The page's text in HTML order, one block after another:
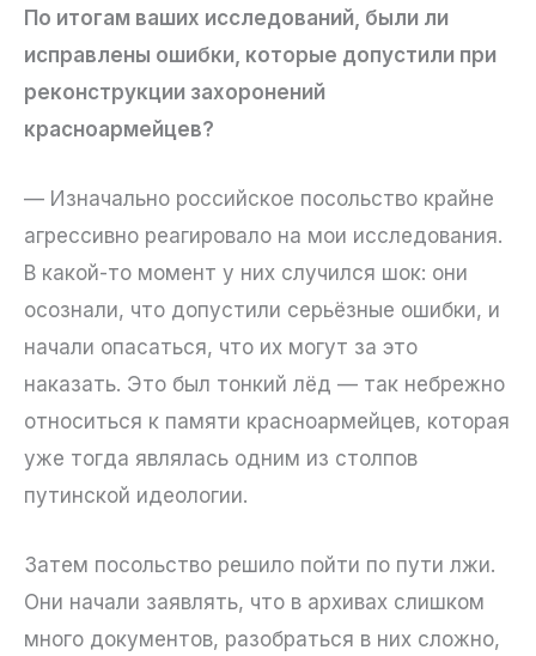
По итогам ваших исследований, были ли
исправлены ошибки, которые допустили при
реконструкции захоронений
красноармейцев?
— Изначально российское посольство крайне
агрессивно реагировало на мои исследования.
В какой-то момент у них случился шок: они
осознали, что допустили серьёзные ошибки, и
начали опасаться, что их могут за это
наказать. Это был тонкий лёд — так небрежно
относиться к памяти красноармейцев, которая
уже тогда являлась одним из столпов
путинской идеологии.
Затем посольство решило пойти по пути лжи.
Они начали заявлять, что в архивах слишком
много документов, разобраться в них сложно,